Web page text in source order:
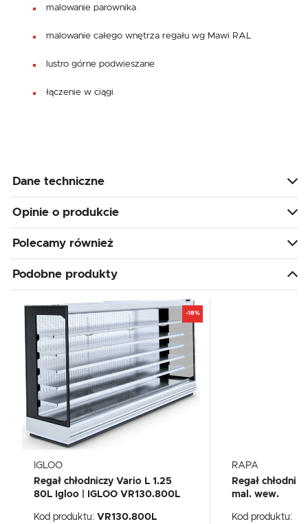
malowanie parownika
malowanie całego wnętrza regału wg Mawi RAL
lustro górne podwieszane
łączenie w ciągi
Dane techniczne
Opinie o produkcie
Polecamy również
Podobne produkty
-18%
IGLOO
Regał chłodniczy Vario L 1.25
80L Igloo | IGLOO VR130.800L
Kod produktu: VR130.800L
RAPA
Regał
mal. wew.
Kod produktu: